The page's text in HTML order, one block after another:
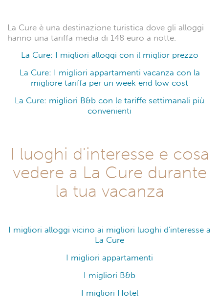
La Cure è una destinazione turistica dove gli alloggi
hanno una tariffa media di 148 euro a notte.
La Cure: I migliori alloggi con il miglior prezzo
La Cure: I migliori appartamenti vacanza con la
migliore tariffa per un week end low cost
La Cure: migliori B&b con le tariffe settimanali più
convenienti
I luoghi d'interesse e cosa
vedere a La Cure durante
la tua vacanza
I migliori alloggi vicino ai migliori luoghi d'interesse a
La Cure
I migliori appartamenti
I migliori B&b
I migliori Hotel